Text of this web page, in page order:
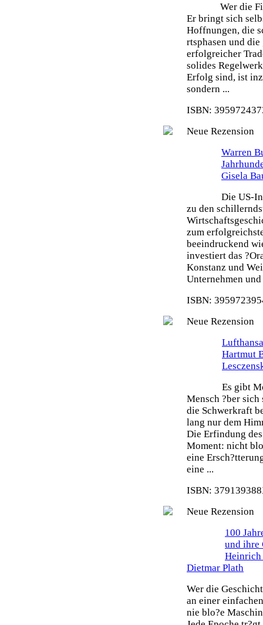
Wer die
Er bringt sich
Hoffnungen, die
rtsphasen und
erfolgreicher
solides
Erfolg sind, ist
sondern ...
ISBN:
Neue Rezension
Warren
Gisela
Die US-
zu den
zum
beeindruckend
investiert das
Konstanz und
Unternehmen
ISBN:
Neue Rezension
Hartmut
Es gibt
Mensch ?ber sich
die Schwerkraft
lang nur dem
Die Erfindung
Moment: nicht
eine
eine ...
ISBN:
Neue Rezension
100
und ihre
Heinrich
Dietmar Plath
Wer die
an einer
nie blo?e